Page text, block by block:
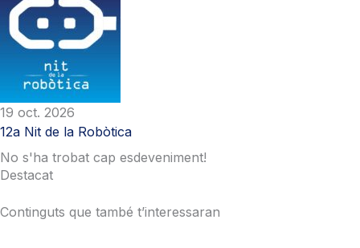
19 oct. 2026
12a Nit de la Robòtica
No s'ha trobat cap esdeveniment!
Destacat
Continguts que també t’interessaran